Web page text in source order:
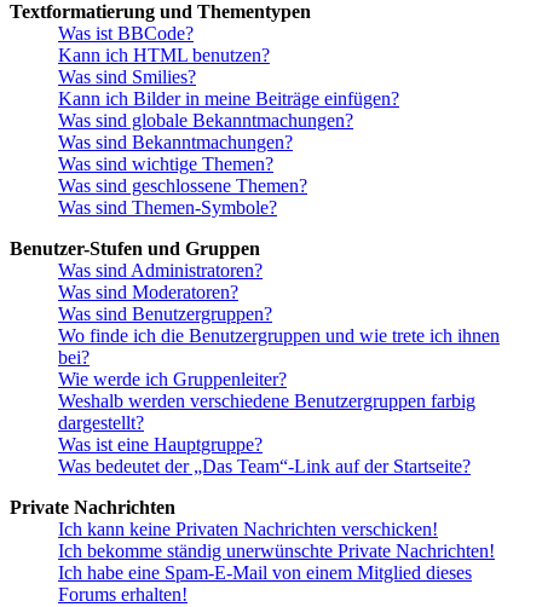
Textformatierung und Thementypen
Was ist BBCode?
Kann ich HTML benutzen?
Was sind Smilies?
Kann ich Bilder in meine Beiträge einfügen?
Was sind globale Bekanntmachungen?
Was sind Bekanntmachungen?
Was sind wichtige Themen?
Was sind geschlossene Themen?
Was sind Themen-Symbole?
Benutzer-Stufen und Gruppen
Was sind Administratoren?
Was sind Moderatoren?
Was sind Benutzergruppen?
Wo finde ich die Benutzergruppen und wie trete ich ihnen
bei?
Wie werde ich Gruppenleiter?
Weshalb werden verschiedene Benutzergruppen farbig
dargestellt?
Was ist eine Hauptgruppe?
Was bedeutet der „Das Team“-Link auf der Startseite?
Private Nachrichten
Ich kann keine Privaten Nachrichten verschicken!
Ich bekomme ständig unerwünschte Private Nachrichten!
Ich habe eine Spam-E-Mail von einem Mitglied dieses
Forums erhalten!